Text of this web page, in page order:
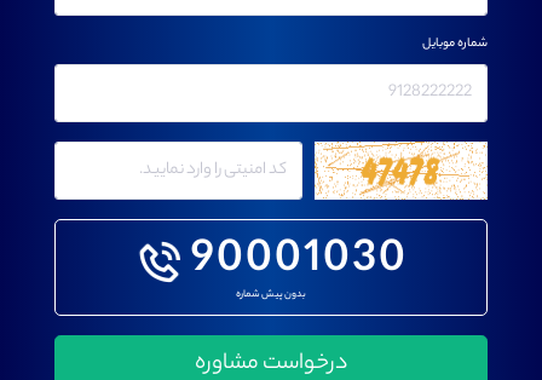
90001030
بدون پیش شماره
شماره موبایل